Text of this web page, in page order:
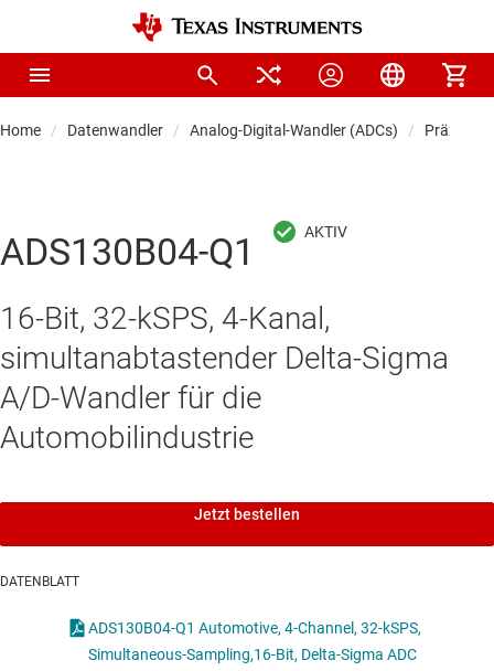
Home Datenwandler Analog-Digital-Wandler (ADCs)
ADS130B04-Q1
16-Bit, 32-kSPS, 4-Kanal,
simultanabtastender Delta-Sigma
A/D-Wandler für die
Automobilindustrie
Jetzt bestellen
DATENBLATT
ADS130B04-Q1 Automotive, 4-Channel, 32-kSPS,
Simultaneous-Sampling,16-Bit, Delta-Sigma ADC